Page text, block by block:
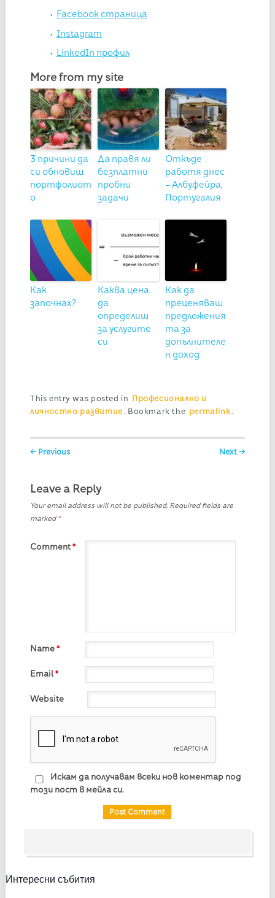
Facebook страница
Instagram
LinkedIn профил
More from my site
3 причини да
си обновиш
портфолиот
о
Да правя ли
безплатни
пробни
задачи
Откъде
работя днес
– Албуфейра,
Португалия
Как
започнах?
Каква цена
да
определиш
за услугите
си
Как да
преценяваш
предложения
та за
допълнителе
н доход
This entry was posted in Професионално и
личностно развитие . Bookmark the permalink.
Post navigation
← Previous Next →
Leave a Reply
Your email address will not be published. Required fields are
marked *
Comment*
Name*
Email*
Website
Искам да получавам всеки нов коментар под
този пост в мейла си.
Интересни събития